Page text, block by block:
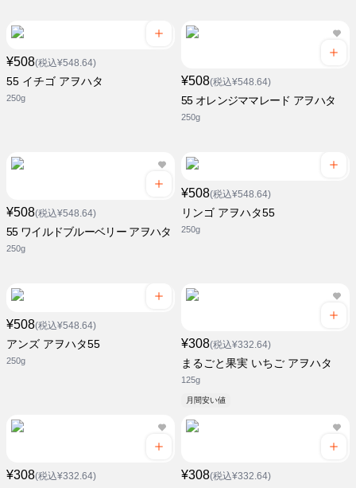
¥508(税込¥548.64)
55 イチゴ アヲハタ
250g
¥508(税込¥548.64)
55 オレンジママレード アヲハタ
250g
¥508(税込¥548.64)
55 ワイルドブルーベリー アヲハタ
250g
¥508(税込¥548.64)
リンゴ アヲハタ55
250g
¥508(税込¥548.64)
アンズ アヲハタ55
250g
¥308(税込¥332.64)
まるごと果実 いちご アヲハタ
125g
月間安い値
¥308(税込¥332.64) ¥308(税込¥332.64)